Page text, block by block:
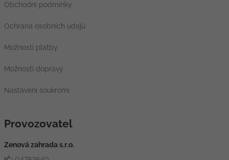
Obchodní podmínky
Ochrana osobních údajů
Možnosti platby
Možnosti dopravy
Nastavení soukromí
Provozovatel
Zenová zahrada s.r.o.